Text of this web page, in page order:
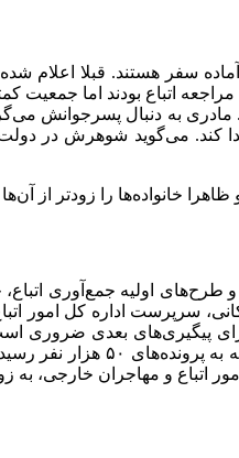
هستند. قبلا اعلام شده
اتباع بودند اما
به دنبال پسرجوانش
کند. می‌گوید شوهرش در
اولیه جمع‌آوری
سرپرست اداره کل امور
پیگیری‌های بعدی ضروری
اقدامات انتظامی برای جمع‌آوری